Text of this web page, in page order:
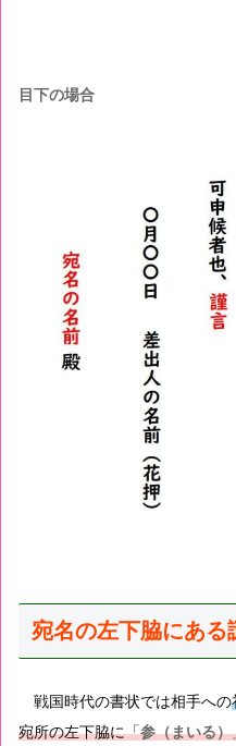
目下の場合
宛名の左下脇にある
戦国時代の書状では相手への
宛所の左下脇に「参（まいる）